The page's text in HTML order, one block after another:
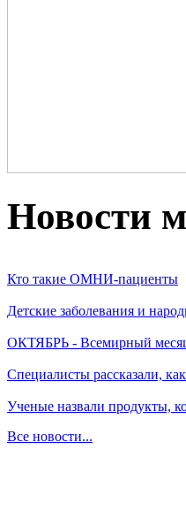
Новости
Кто такие ОМНИ-пациенты
Детские заболевания и
ОКТЯБРЬ - Всемирный
Специалисты рассказали,
Ученые назвали продукты,
Все новости...